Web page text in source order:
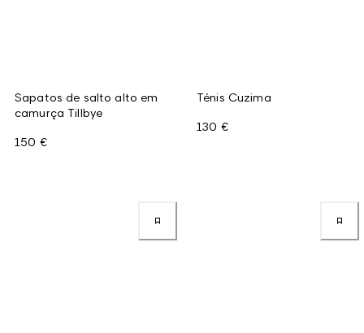
Sapatos de salto alto em
camurça Tillbye
150 €
Ténis Cuzima
130 €